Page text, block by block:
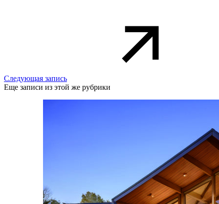
Следующая запись
Еще записи из этой же рубрики